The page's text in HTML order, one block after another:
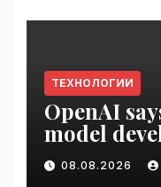
ТЕХНОЛОГИИ
OpenAI
model
security
08.08.2026